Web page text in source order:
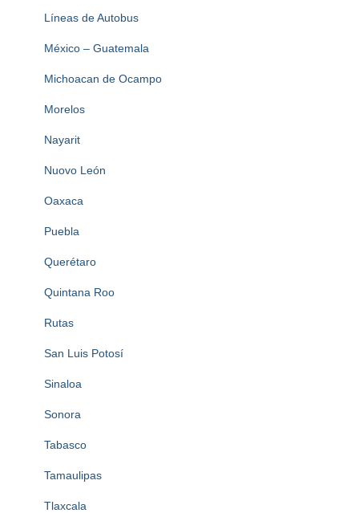
Líneas de Autobus
México – Guatemala
Michoacan de Ocampo
Morelos
Nayarit
Nuovo León
Oaxaca
Puebla
Querétaro
Quintana Roo
Rutas
San Luis Potosí
Sinaloa
Sonora
Tabasco
Tamaulipas
Tlaxcala